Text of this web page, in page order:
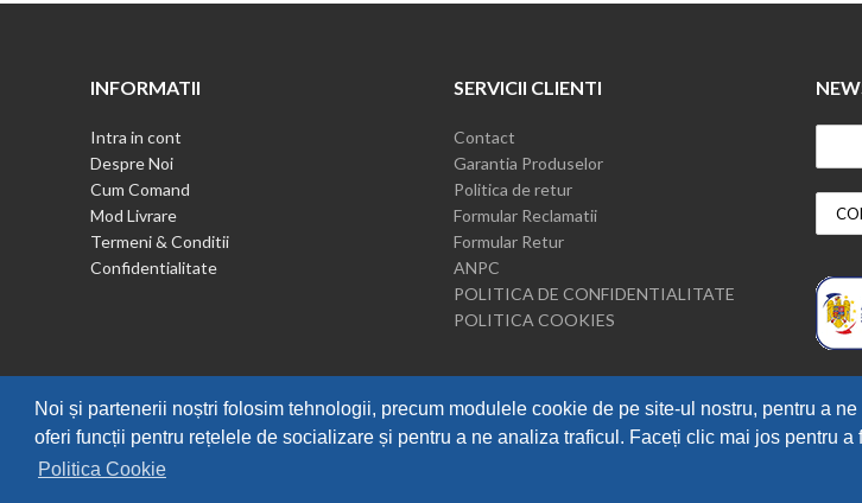
Noi și partenerii noștri folosim tehnologii, precum modulele cookie de pe site-ul nostru, pentru a
oferi funcții pentru rețelele de socializare și pentru a ne analiza traficul. Faceți clic mai jos pentru
Politica Cookie
INFORMATII
Intra in cont
Despre Noi
Cum Comand
Mod Livrare
Termeni & Conditii
Confidentialitate
SERVICII CLIENTI
Contact
Garantia Produselor
Politica de retur
Formular Reclamatii
Formular Retur
ANPC
POLITICA DE CONFIDENTIALITATE
POLITICA COOKIES
Tiravis 2019